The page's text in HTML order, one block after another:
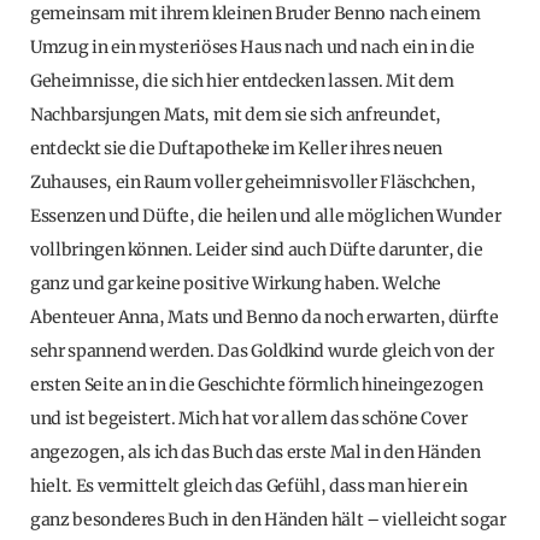
gemeinsam mit ihrem kleinen Bruder Benno nach einem
Umzug in ein mysteriöses Haus nach und nach ein in die
Geheimnisse, die sich hier entdecken lassen. Mit dem
Nachbarsjungen Mats, mit dem sie sich anfreundet,
entdeckt sie die Duftapotheke im Keller ihres neuen
Zuhauses, ein Raum voller geheimnisvoller Fläschchen,
Essenzen und Düfte, die heilen und alle möglichen Wunder
vollbringen können. Leider sind auch Düfte darunter, die
ganz und gar keine positive Wirkung haben. Welche
Abenteuer Anna, Mats und Benno da noch erwarten, dürfte
sehr spannend werden. Das Goldkind wurde gleich von der
ersten Seite an in die Geschichte förmlich hineingezogen
und ist begeistert. Mich hat vor allem das schöne Cover
angezogen, als ich das Buch das erste Mal in den Händen
hielt. Es vermittelt gleich das Gefühl, dass man hier ein
ganz besonderes Buch in den Händen hält – vielleicht sogar